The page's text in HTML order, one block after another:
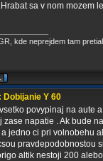
sa v nom mozem
kde neprejdem tam
Dobijanie Y 60
povypinaj na aute
zase napatie . Ak bude
a jedno ci pri volnobehu
pravdepodobnostou
altik nestoji 200